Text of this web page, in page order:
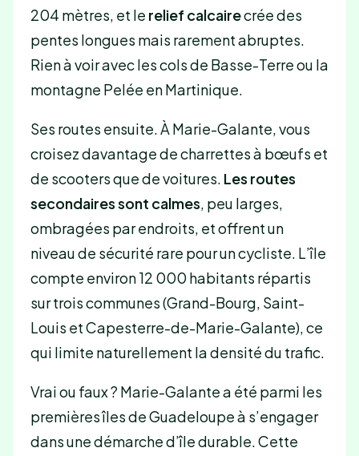
204 mètres, et le relief calcairecrée des
pentes longues mais rarement abruptes.
Rien à voir avec les cols de Basse-Terre ou la
montagne Pelée en Martinique.
Ses routes ensuite. À Marie-Galante, vous
croisez davantage de charrettes à bœufs et
de scooters que de voitures. Les routes
secondaires sont calmes, peu larges,
ombragées par endroits, et offrent un
niveau de sécurité rare pour un cycliste. L’île
compte environ 12 000 habitants répartis
sur trois communes (Grand-Bourg, Saint-
Louis et Capesterre-de-Marie-Galante), ce
qui limite naturellement la densité du trafic.
Vrai ou faux ? Marie-Galante a été parmi les
premières îles de Guadeloupe à s’engager
dans une démarche d’île durable. Cette